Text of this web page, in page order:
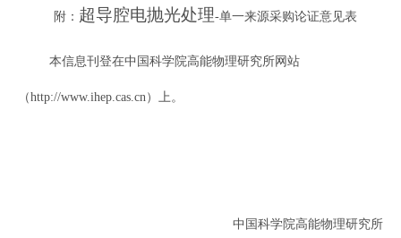
附： 超导腔电抛光处理-单一来源采购论证意见表
本信息刊登在中国科学院高能物理研究所网站
（http://www.ihep.cas.cn）上。
中国科学院高能物理研究所